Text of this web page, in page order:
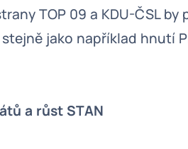
TOP 09 a KDU-ČSL
jako například hnutí
a růst STAN